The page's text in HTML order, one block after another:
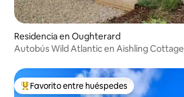
Residencia en Oughterard
Autobús Wild Atlantic en Aishling Cottage
De los mejores en Favorito entre huéspedes
Favorito entre huéspedes